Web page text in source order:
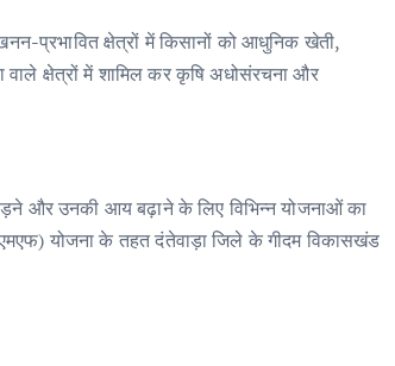
प्रभावित क्षेत्रों में किसानों को आधुनिक खेती,
क्षेत्रों में शामिल कर कृषि अधोसंरचना और
और उनकी आय बढ़ाने के लिए विभिन्न योजनाओं का
योजना के तहत दंतेवाड़ा जिले के गीदम विकासखंड